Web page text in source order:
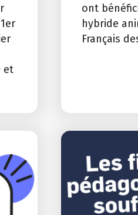
et
ont
hybride
Français